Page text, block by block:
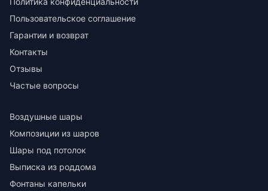
Пользовательское соглашение
Гарантии и возврат
Контакты
Отзывы
Частые вопросы
Воздушные шары
Композиции из шаров
Шары под потолок
Выписка из роддома
Фонтаны капельки